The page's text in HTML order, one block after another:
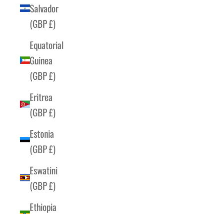
Salvador
(GBP £)
Equatorial
Guinea
(GBP £)
Eritrea
(GBP £)
Estonia
(GBP £)
Eswatini
(GBP £)
Ethiopia